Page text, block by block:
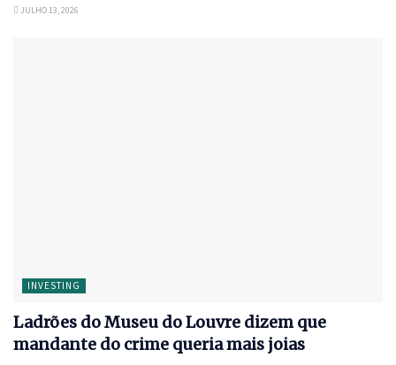
JULHO 13, 2026
INVESTING
Ladrões do Museu do Louvre dizem que
mandante do crime queria mais joias